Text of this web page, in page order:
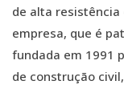
de alta resistência
empresa, que é
fundada em 1991
de construção